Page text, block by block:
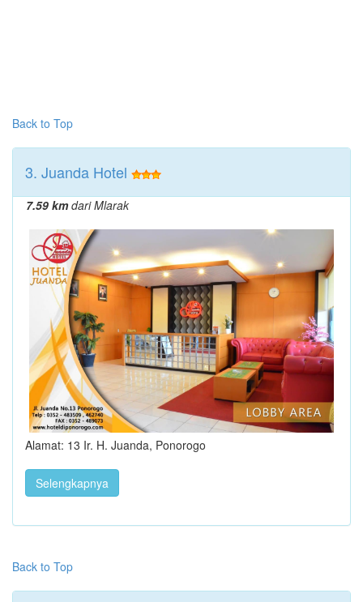
Back to Top
3. Juanda Hotel
7.59 kmdari Mlarak
Alamat: 13 Ir. H. Juanda, Ponorogo
Selengkapnya
Back to Top